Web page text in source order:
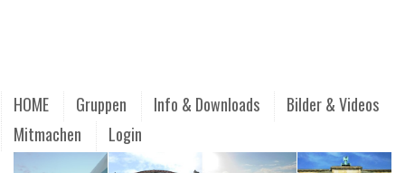
HOME Gruppen Info & Downloads
Bilder & Videos
Mitmachen
Login